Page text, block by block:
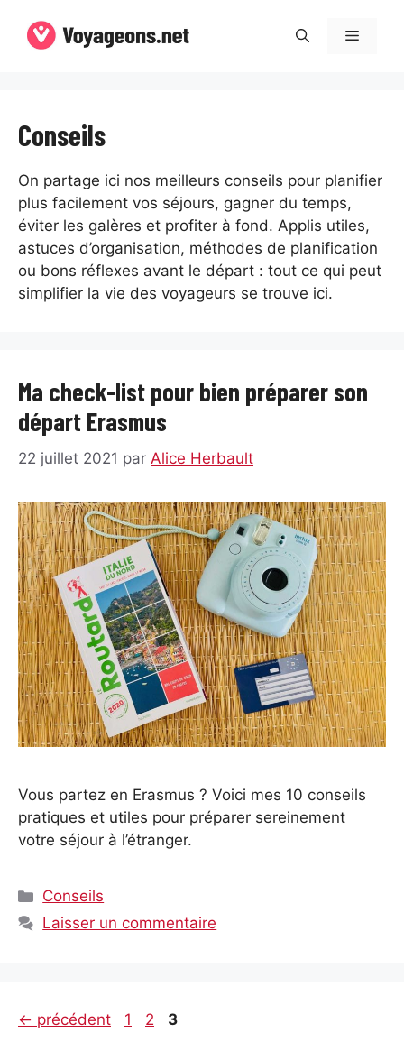
contenu
Menu
Conseils
On partage ici nos meilleurs conseils pour planifier
plus facilement vos séjours, gagner du temps,
éviter les galères et profiter à fond. Applis utiles,
astuces d’organisation, méthodes de planification
ou bons réflexes avant le départ : tout ce qui peut
simplifier la vie des voyageurs se trouve ici.
Ma check-list pour bien préparer son
départ Erasmus
22 juillet 2021 par Alice Herbault
Vous partez en Erasmus ? Voici mes 10 conseils
pratiques et utiles pour préparer sereinement
votre séjour à l’étranger.
Catégories
Conseils
Laisser un commentaire
← précédent Page
1 Page
2 Page
3